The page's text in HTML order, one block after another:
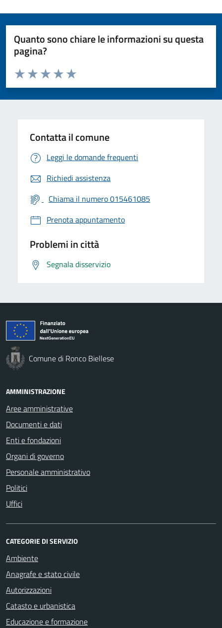
Quanto sono chiare le informazioni su questa
pagina?
Valuta da 1 a 5 stelle la pagina
Valuta 5 stelle su 5
Valuta 4 stelle su 5
Valuta 3 stelle su 5
Valuta 2 stelle su 5
Valuta 1 stelle su 5
Contatta il comune
Leggi le domande frequenti
Richiedi assistenza
Chiama il numero 015461085
Prenota appuntamento
Problemi in città
Segnala disservizio
Comune di Ronco Biellese
AMMINISTRAZIONE
Aree amministrative
Documenti e dati
Enti e fondazioni
Organi di governo
Personale amministrativo
Politici
Uffici
CATEGORIE DI SERVIZIO
Ambiente
Anagrafe e stato civile
Autorizzazioni
Catasto e urbanistica
Educazione e formazione